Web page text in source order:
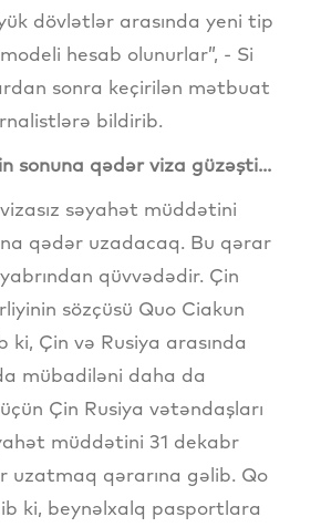
dövlətlər arasında yeni tip
hesab olunurlar”, - Si
sonra keçirilən mətbuat
bildirib.
sonuna qədər viza güzəşti...
səyahət müddətini
qədər uzadacaq. Bu qərar
qüvvədədir. Çin
sözçüsü Quo Ciakun
Çin və Rusiya arasında
mübadiləni daha da
Çin Rusiya vətəndaşları
müddətini 31 dekabr
uzatmaq qərarına gəlib. Qo
ki, beynəlxalq pasportlara